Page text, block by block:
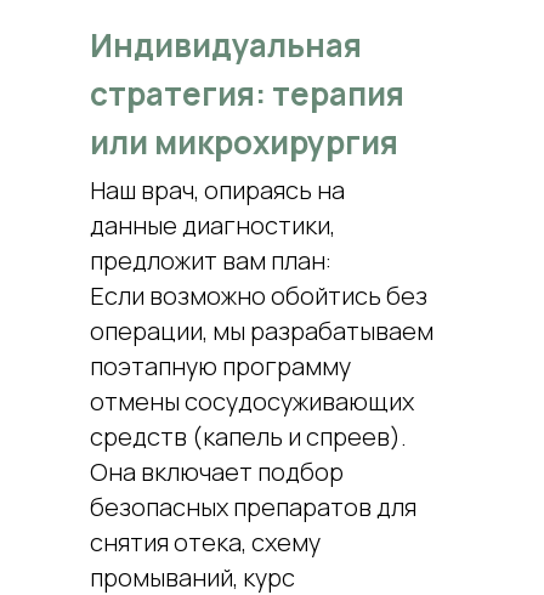
Индивидуальная
стратегия: терапия
или микрохирургия
Наш врач, опираясь на
данные диагностики,
предложит вам план:
Если возможно обойтись без
операции, мы разрабатываем
поэтапную программу
отмены сосудосуживающих
средств (капель и спреев).
Она включает подбор
безопасных препаратов для
снятия отека, схему
промываний, курс